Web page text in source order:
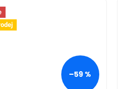
–59 %